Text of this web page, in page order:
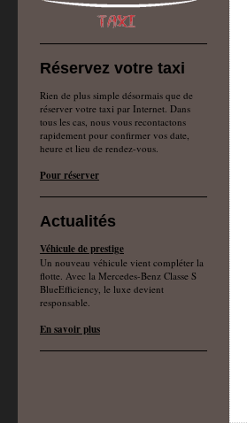
Réservez votre taxi
Rien de plus simple désormais que de
réserver votre taxi par Internet. Dans
tous les cas, nous vous recontactons
rapidement pour confirmer vos date,
heure et lieu de rendez-vous.
Pour réserver
Actualités
Véhicule de prestige
Un nouveau véhicule vient compléter la
flotte. Avec la Mercedes-Benz Classe S
BlueEfficiency, le luxe devient
responsable.
En savoir plus